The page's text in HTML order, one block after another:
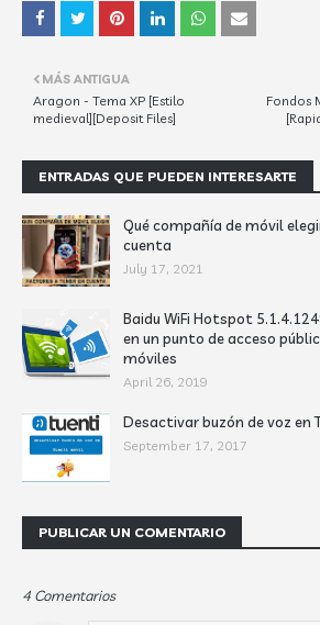
Fondos
MÁS ANTIGUA
Aragon - Tema XP [Estilo
medieval][Deposit Files]
ENTRADAS QUE PUEDEN INTERESARTE
Qué compañía de móvil
cuenta
July 17, 2021
Baidu WiFi Hotspot
en un punto de acceso
móviles
April 26, 2019
Desactivar buzón de voz en
September 17, 2017
PUBLICAR UN COMENTARIO
4 Comentarios